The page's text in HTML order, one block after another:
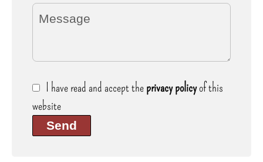
I have read and accept theprivacy policyof this
website
Send